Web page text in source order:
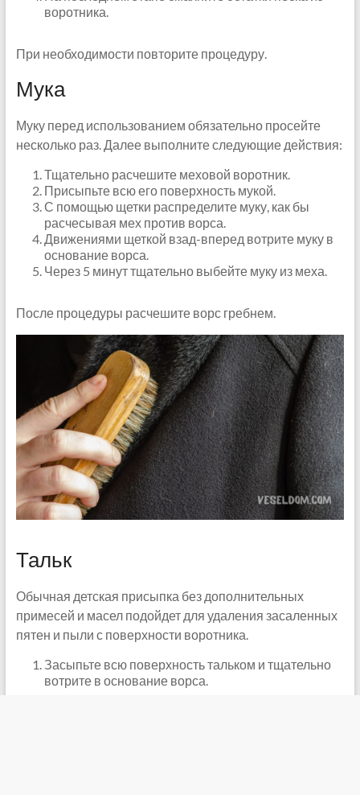
воротника.
При необходимости повторите процедуру.
Мука
Муку перед использованием обязательно просейте
несколько раз. Далее выполните следующие действия:
Тщательно расчешите меховой воротник.
Присыпьте всю его поверхность мукой.
С помощью щетки распределите муку, как бы
расчесывая мех против ворса.
Движениями щеткой взад-вперед вотрите муку в
основание ворса.
Через 5 минут тщательно выбейте муку из меха.
После процедуры расчешите ворс гребнем.
Тальк
Обычная детская присыпка без дополнительных
примесей и масел подойдет для удаления засаленных
пятен и пыли с поверхности воротника.
Засыпьте всю поверхность тальком и тщательно
вотрите в основание ворса.